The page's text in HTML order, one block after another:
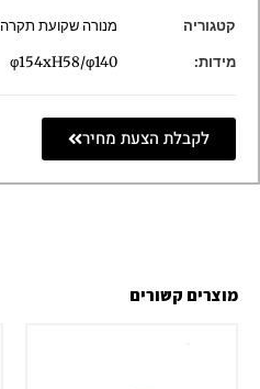
קטגוריה
מנורה שקועת תקרה
מידות:
φ154xH58/φ140
לקבלת הצעת מחיר
מוצרים קשורים